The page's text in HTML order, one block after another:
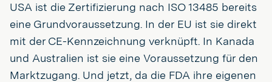
USA ist die Zertifizierung nach ISO 13485 bereits
eine Grundvoraussetzung. In der EU ist sie direkt
mit der CE-Kennzeichnung verknüpft. In Kanada
und Australien ist sie eine Voraussetzung für den
Marktzugang. Und jetzt, da die FDA ihre eigenen